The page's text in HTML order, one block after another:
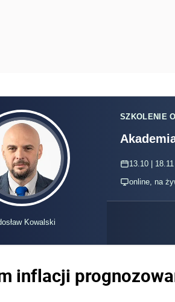
Kowalski
SZKOLENIE
13.10 |
online, na
inflacji